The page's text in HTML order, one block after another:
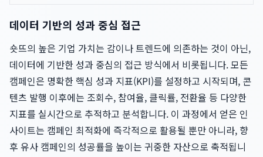
데이터 기반의 성과 중심 접근
숏뜨의 높은 기업 가치는 감이나 트렌드에 의존하는 것이 아닌,
데이터에 기반한 성과 중심의 접근 방식에서 비롯됩니다. 모든
캠페인은 명확한 핵심 성과 지표(KPI)를 설정하고 시작되며, 콘
텐츠 발행 이후에는 조회수, 참여율, 클릭률, 전환율 등 다양한
지표를 실시간으로 추적하고 분석합니다. 이 과정에서 얻은 인
사이트는 캠페인 최적화에 즉각적으로 활용될 뿐만 아니라, 향
후 유사 캠페인의 성공률을 높이는 귀중한 자산으로 축적됩니